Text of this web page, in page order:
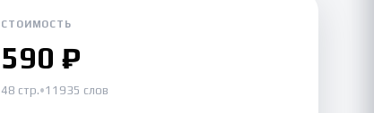
СТОИМОСТЬ
590 ₽
48 стр.•11935 слов